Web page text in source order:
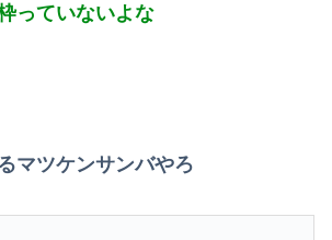
相互RSS
っていないよな
マツケンサンバやろ